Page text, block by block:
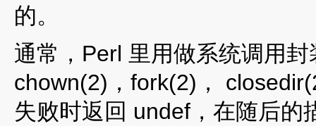
的。
通常，Perl 里用做系统调用
chown(2)，fork(2)，
失败时返回 undef，在随后的